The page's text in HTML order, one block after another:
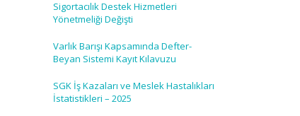
Sigortacılık Destek Hizmetleri
Yönetmeliği Değişti
Varlık Barışı Kapsamında Defter-
Beyan Sistemi Kayıt Kılavuzu
SGK İş Kazaları ve Meslek Hastalıkları
İstatistikleri – 2025